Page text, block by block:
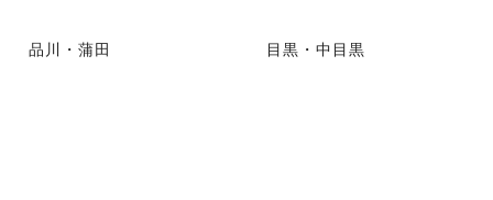
品川・蒲田 目黒・中目黒